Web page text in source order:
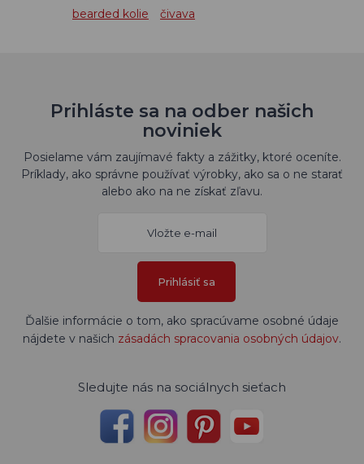
bearded kolie
čivava
Prihláste sa na odber našich
noviniek
Posielame vám zaujímavé fakty a zážitky, ktoré oceníte.
Príklady, ako správne používať výrobky, ako sa o ne starať
alebo ako na ne získať zľavu.
Prihlásiť sa
Ďalšie informácie o tom, ako spracúvame osobné údaje
nájdete v našich zásadách spracovania osobných údajov.
Sledujte nás na sociálnych sieťach